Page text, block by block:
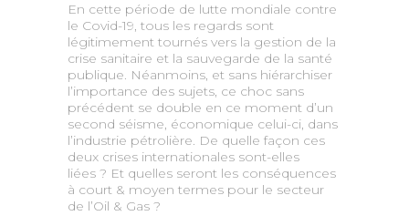
En cette période de lutte mondiale contre
le Covid-19, tous les regards sont
légitimement tournés vers la gestion de la
crise sanitaire et la sauvegarde de la santé
publique. Néanmoins, et sans hiérarchiser
l’importance des sujets, ce choc sans
précédent se double en ce moment d’un
second séisme, économique celui-ci, dans
l’industrie pétrolière. De quelle façon ces
deux crises internationales sont-elles
liées ? Et quelles seront les conséquences
à court & moyen termes pour le secteur
de l’Oil & Gas ?